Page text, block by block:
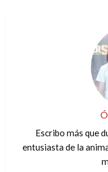
Escribo más que
entusiasta de la